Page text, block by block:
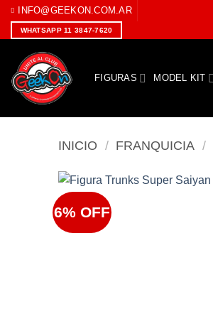
SaltarINFO@GEEKON.COM.AR
WHATSAPP 11 3847-7620
FIGURAS MODEL KIT
INICIO / FRANQUICIA /
6% OFF